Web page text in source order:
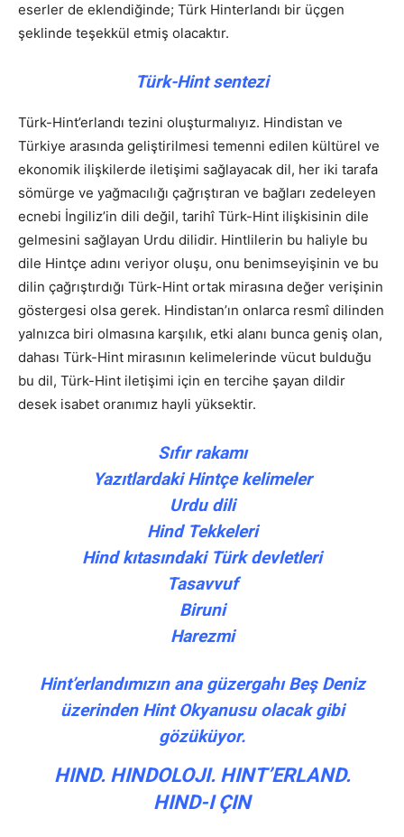
eserler de eklendiğinde; Türk Hinterlandı bir üçgen
şeklinde teşekkül etmiş olacaktır.
Türk-Hint sentezi
Türk-Hint’erlandı tezini oluşturmalıyız. Hindistan ve
Türkiye arasında geliştirilmesi temenni edilen kültürel ve
ekonomik ilişkilerde iletişimi sağlayacak dil, her iki tarafa
sömürge ve yağmacılığı çağrıştıran ve bağları zedeleyen
ecnebi İngiliz’in dili değil, tarihî Türk-Hint ilişkisinin dile
gelmesini sağlayan Urdu dilidir. Hintlilerin bu haliyle bu
dile Hintçe adını veriyor oluşu, onu benimseyişinin ve bu
dilin çağrıştırdığı Türk-Hint ortak mirasına değer verişinin
göstergesi olsa gerek. Hindistan’ın onlarca resmî dilinden
yalnızca biri olmasına karşılık, etki alanı bunca geniş olan,
dahası Türk-Hint mirasının kelimelerinde vücut bulduğu
bu dil, Türk-Hint iletişimi için en tercihe şayan dildir
desek isabet oranımız hayli yüksektir.
Sıfır rakamı
Yazıtlardaki Hintçe kelimeler
Urdu dili
Hind Tekkeleri
Hind kıtasındaki Türk devletleri
Tasavvuf
Biruni
Harezmi
Hint’erlandımızın ana güzergahı Beş Deniz
üzerinden Hint Okyanusu olacak gibi
gözüküyor.
HIND. HINDOLOJI. HINT’ERLAND.
HIND-I ÇIN